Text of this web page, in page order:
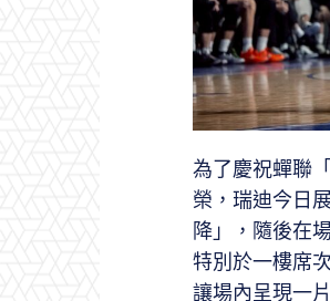
為了慶祝蟬聯
榮，瑞迪今日
降」，隨後在
特別於一樓席
讓場內呈現一